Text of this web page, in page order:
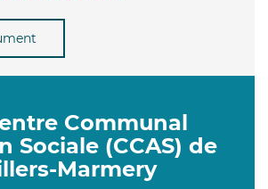
Communal
Sociale (CCAS) de
Marmery